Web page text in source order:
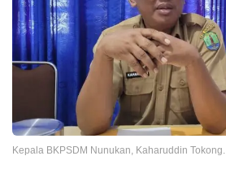
Kepala BKPSDM Nunukan, Kaharuddin Tokong.